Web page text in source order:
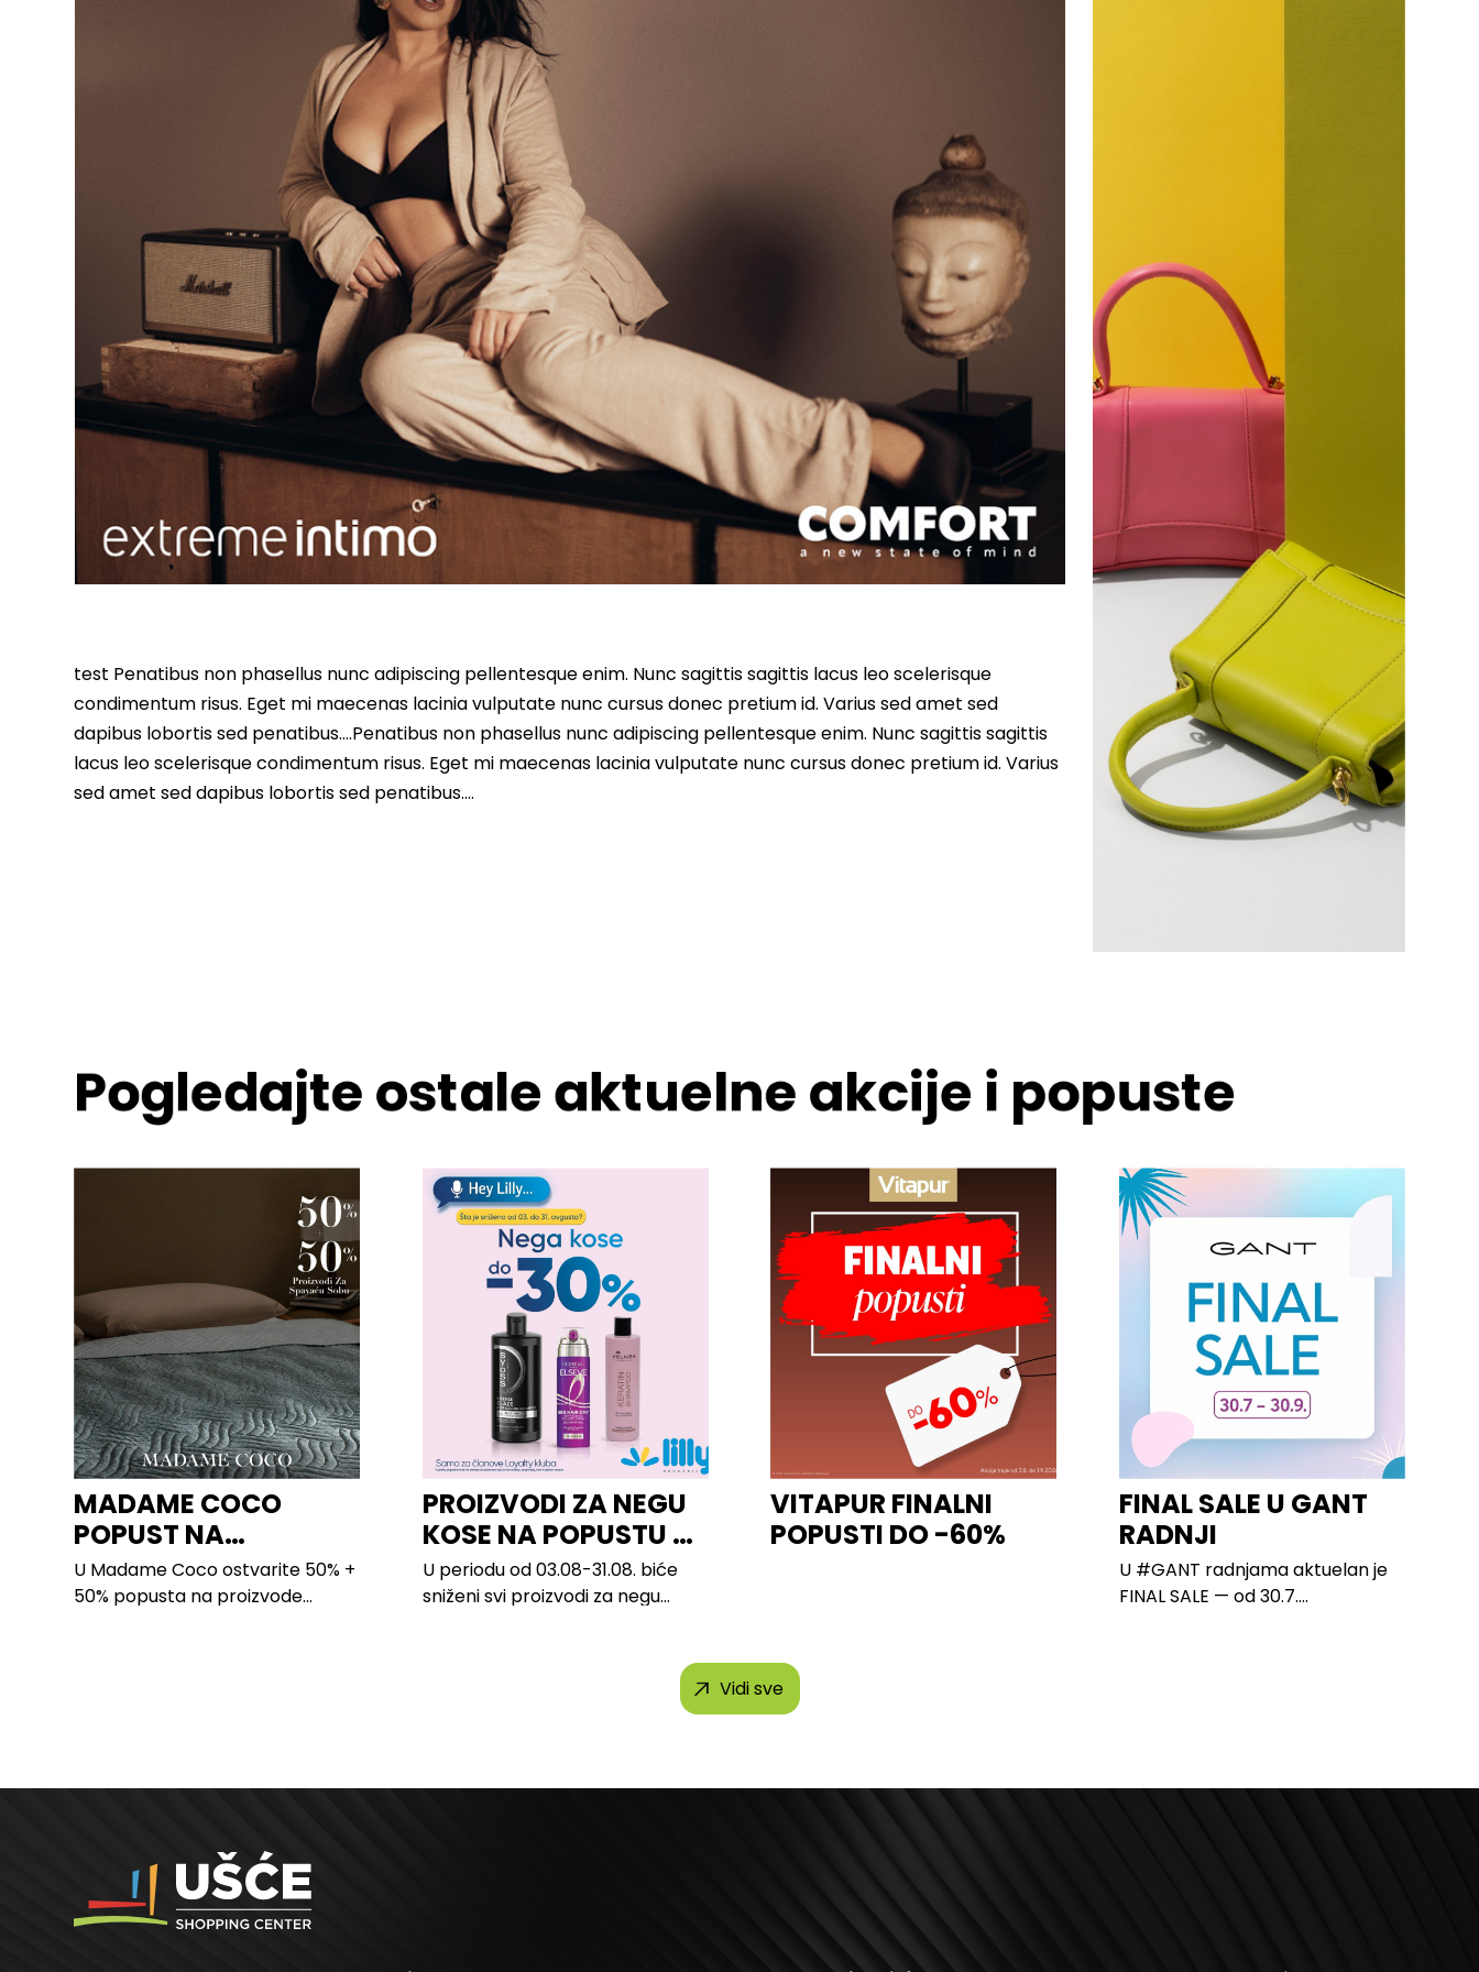
test Penatibus non phasellus nunc adipiscing pellentesque enim. Nunc sagittis sagittis lacus leo scelerisque
condimentum risus. Eget mi maecenas lacinia vulputate nunc cursus donec pretium id. Varius sed amet sed
dapibus lobortis sed penatibus….Penatibus non phasellus nunc adipiscing pellentesque enim. Nunc sagittis sagittis
lacus leo scelerisque condimentum risus. Eget mi maecenas lacinia vulputate nunc cursus donec pretium id. Varius
sed amet sed dapibus lobortis sed penatibus….
Pogledajte ostale aktuelne akcije i popuste
MADAME COCO
POPUST NA
PROIZVODE ZA
SPAVAĆU SOBU
U Madame Coco ostvarite 50% +
50% popusta na proizvode...
PROIZVODI ZA NEGU
KOSE NA POPUSTU U
LILLY
U periodu od 03.08-31.08. biće
sniženi svi proizvodi za negu
VITAPUR FINALNI
POPUSTI DO -60%
FINAL SALE U GANT
RADNJI
U #GANT radnjama aktuelan je
FINAL SALE — od 30.7....
Vidi sve